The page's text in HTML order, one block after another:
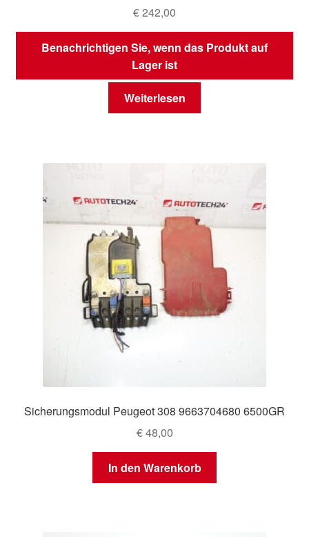
€242,00
Benachrichtigen Sie, wenn das Produkt auf
Lager ist
Weiterlesen
Sicherungsmodul Peugeot 308 9663704680 6500GR
€48,00
In den Warenkorb